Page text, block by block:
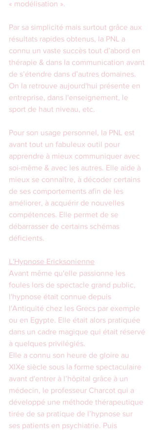
« modélisation ».
Par sa simplicité mais surtout grâce aux
résultats rapides obtenus, la PNL a
connu un vaste succès tout d’abord en
thérapie & dans la communication avant
de s’étendre dans d’autres domaines.
On la retrouve aujourd'hui présente en
entreprise, dans l'enseignement, le
sport de haut niveau, etc.
Pour son usage personnel, la PNL est
avant tout un fabuleux outil pour
apprendre à mieux communiquer avec
soi-même & avec les autres. Elle aide à
mieux se connaître, à décoder certains
de ses comportements afin de les
améliorer, à acquérir de nouvelles
compétences. Elle permet de se
débarrasser de certains schémas
déficients.
L'Hypnose Ericksonienne
Avant même qu'elle passionne les
foules lors de spectacle grand public,
l'hypnose était connue depuis
l'Antiquité chez les Grecs par exemple
ou en Egypte. Elle était alors pratiquée
dans un cadre magique qui était réservé
à quelques privilégiés.
Elle a connu son heure de gloire au
XIXe siècle sous la forme spectaculaire
avant d'entrer à l’hôpital grâce à un
médecin, le professeur Charcot qui a
développé une méthode thérapeutique
tirée de sa pratique de l’hypnose sur
ses patients en psychiatrie. Puis